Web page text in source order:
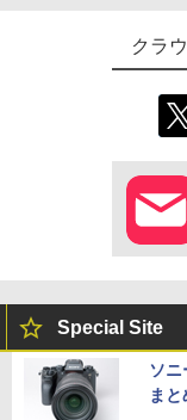
クラ
Special Site
ソ
まと